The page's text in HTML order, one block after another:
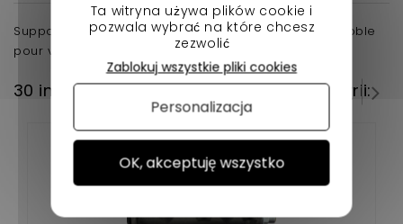
Support liaison moteur boite Microcar Virgo 3 adapble
pour voiture sans permis
30 innych produktów w tej samej kategorii:
Ta witryna używa plików cookie i
pozwala wybrać na które chcesz
zezwolić
OK, akceptuję wszystko
Zablokuj wszystkie pliki cookies
Personalizacja